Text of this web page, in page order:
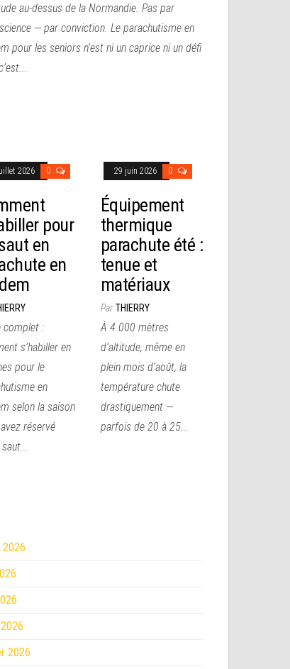
au-dessus de la Normandie. Pas par
— par conviction. Le parachutisme en
pour les seniors n’est ni un caprice ni un défi
2026 0
pour
en
en
complet :
s’habiller en
pour le
en
selon la saison
réservé
29 juin 2026 0
Équipement
thermique
parachute été :
tenue et
matériaux
ParTHIERRY
À 4 000 mètres
d’altitude, même en
plein mois d’août, la
température chute
drastiquement —
parfois de 20 à 25...
2026